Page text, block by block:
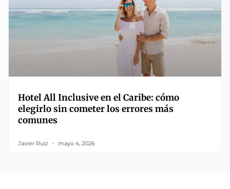
Hotel All Inclusive en el Caribe: cómo
elegirlo sin cometer los errores más
comunes
Javier Ruiz mayo 4, 2026